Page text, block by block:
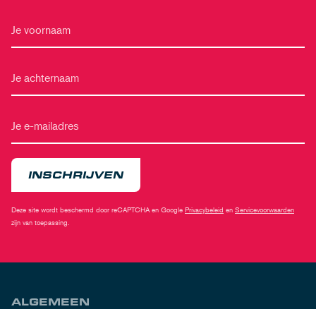
INSCHRIJVEN
Deze site wordt beschermd door reCAPTCHA en Google Privacybeleid en Servicevoorwaarden
zijn van toepassing.
ALGEMEEN